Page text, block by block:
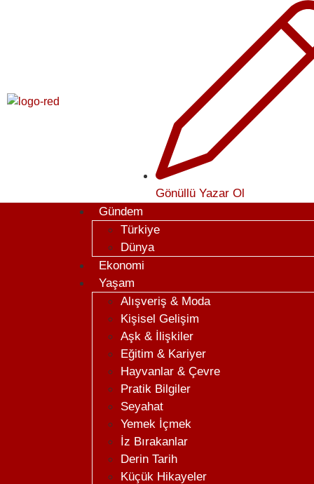
Gönüllü Yazar Ol
Gündem
Türkiye
Dünya
Ekonomi
Yaşam
Alışveriş & Moda
Kişisel Gelişim
Aşk & İlişkiler
Eğitim & Kariyer
Hayvanlar & Çevre
Pratik Bilgiler
Seyahat
Yemek İçmek
İz Bırakanlar
Derin Tarih
Küçük Hikayeler